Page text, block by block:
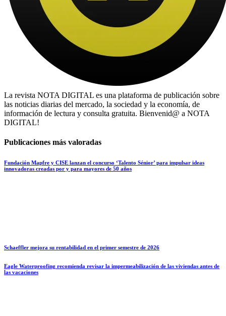
La revista NOTA DIGITAL es una plataforma de publicación sobre
las noticias diarias del mercado, la sociedad y la economía, de
información de lectura y consulta gratuita. Bienvenid@ a NOTA
DIGITAL!
Publicaciones más valoradas
Fundación Mapfre y CISE lanzan el concurso ‘Talento Sénior’ para impulsar ideas
innovadoras creadas por y para mayores de 50 años
Schaeffler mejora su rentabilidad en el primer semestre de 2026
Eagle Waterproofing recomienda revisar la impermeabilización de las viviendas antes de
las vacaciones